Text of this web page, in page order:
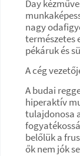
Day
nagy
természetes
pékáruk és
A cég
A budai
hiperaktív
tulajdonosa
belőlük a
ők nem jók